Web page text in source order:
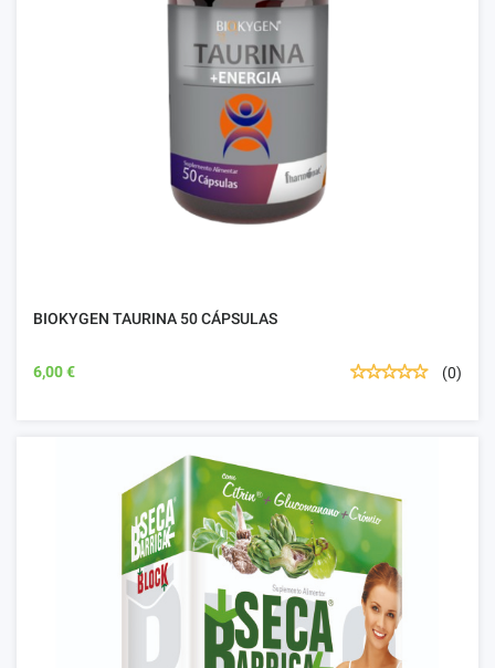
BIOKYGEN TAURINA 50 CÁPSULAS
6,00 € (0)